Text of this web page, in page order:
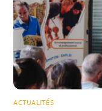
ACTUALITÉS